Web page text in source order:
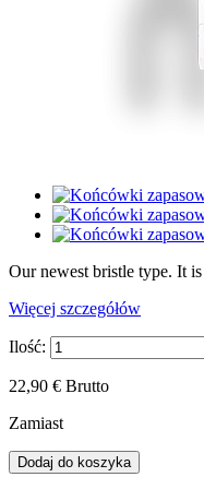
Our newest bristle type. It
Więcej szczegółów
Ilość:
22,90 € Brutto
Zamiast
Dodaj do koszyka